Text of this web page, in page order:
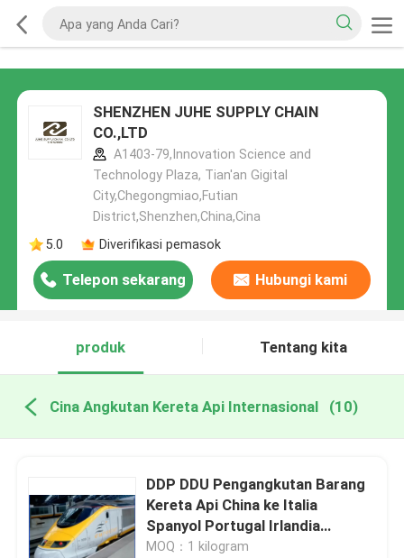
SHENZHEN JUHE SUPPLY CHAIN
CO.,LTD
A1403-79,Innovation Science and
Technology Plaza, Tian'an Gigital
City,Chegongmiao,Futian
District,Shenzhen,China,Cina
5.0
Diverifikasi pemasok
Telepon sekarang Hubungi kami
produk Tentang kita
Cina Angkutan Kereta Api Internasional (10)
DDP DDU Pengangkutan Barang
Kereta Api China ke Italia
Spanyol Portugal Irlandia
Lithuania Slovakia
MOQ：1 kilogram